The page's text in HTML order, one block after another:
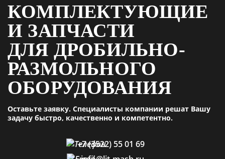
КОМПЛЕКТУЮЩИЕ
И ЗАПЧАСТИ
ДЛЯ ДРОБИЛЬНО-
РАЗМОЛЬНОГО
ОБОРУДОВАНИЯ
Оставьте заявку. Специалисты компании решат Вашу
задачу быстро, качественно и компетентно.
+7 (3522) 55 01 69